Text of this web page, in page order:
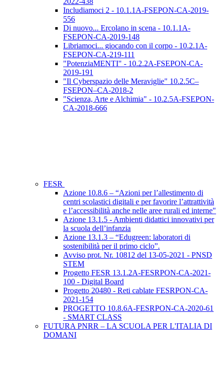
Includiamoci 2 - 10.1.1A-FSEPON-CA-2019-
556
Di nuovo... Ercolano in scena - 10.1.1A-
FSEPON-CA-2019-148
Libriamoci... giocando con il corpo - 10.2.1A-
FSEPON-CA-219-111
"PotenziaMENTI" - 10.2.2A-FSEPON-CA-
2019-191
"Il Cyberspazio delle Meraviglie" 10.2.5C–
FSEPON–CA-2018-2
"Scienza, Arte e Alchimia" - 10.2.5A-FSEPON-
CA-2018-666
FESR
Azione 10.8.6 – “Azioni per l’allestimento di
centri scolastici digitali e per favorire l’attrattività
e l’accessibilità anche nelle aree rurali ed interne"
Azione 13.1.5 - Ambienti didattici innovativi per
la scuola dell’infanzia
Azione 13.1.3 – “Edugreen: laboratori di
sostenibilità per il primo ciclo”.
Avviso prot. Nr. 10812 del 13-05-2021 - PNSD
STEM
Progetto FESR 13.1.2A-FESRPON-CA-2021-
100 - Digital Board
Progetto 20480 - Reti cablate FESRPON-CA-
2021-154
PROGETTO 10.8.6A-FESRPON-CA-2020-61
- SMART CLASS
FUTURA PNRR – LA SCUOLA PER L'ITALIA DI
DOMANI